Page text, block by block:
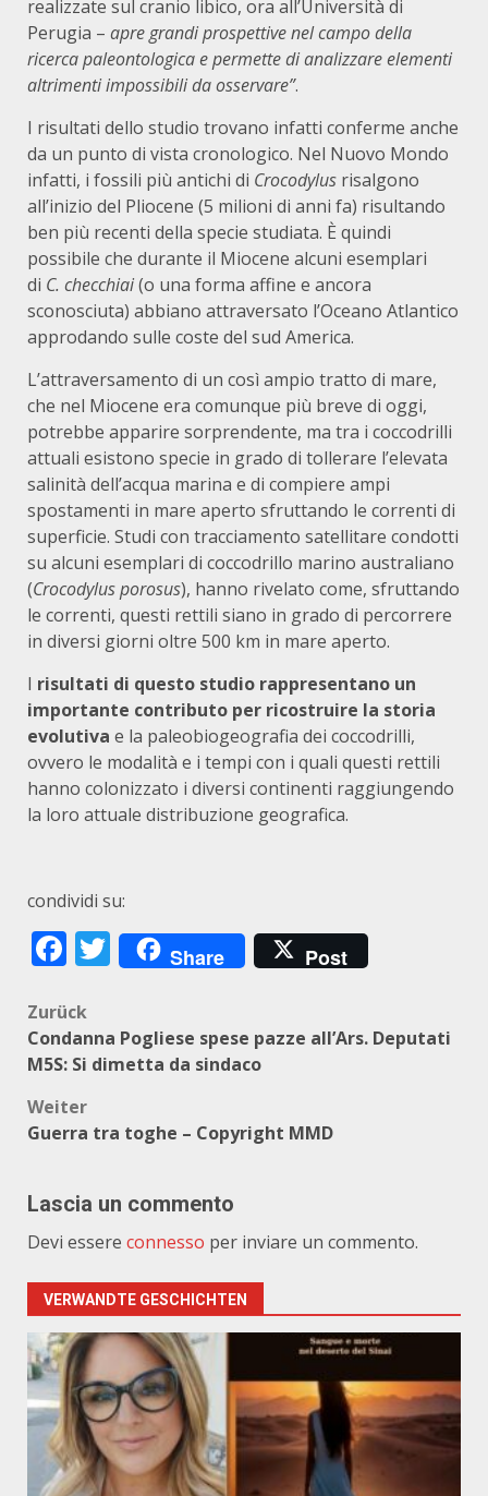
realizzate sul cranio libico, ora all’Università di
Perugia – apre grandi prospettive nel campo della
ricerca paleontologica e permette di analizzare elementi
altrimenti impossibili da osservare”.
I risultati dello studio trovano infatti conferme anche
da un punto di vista cronologico. Nel Nuovo Mondo
infatti, i fossili più antichi di Crocodylus risalgono
all’inizio del Pliocene (5 milioni di anni fa) risultando
ben più recenti della specie studiata. È quindi
possibile che durante il Miocene alcuni esemplari
di C. checchiai(o una forma affine e ancora
sconosciuta) abbiano attraversato l’Oceano Atlantico
approdando sulle coste del sud America.
L’attraversamento di un così ampio tratto di mare,
che nel Miocene era comunque più breve di oggi,
potrebbe apparire sorprendente, ma tra i coccodrilli
attuali esistono specie in grado di tollerare l’elevata
salinità dell’acqua marina e di compiere ampi
spostamenti in mare aperto sfruttando le correnti di
superficie. Studi con tracciamento satellitare condotti
su alcuni esemplari di coccodrillo marino australiano
(Crocodylus porosus), hanno rivelato come, sfruttando
le correnti, questi rettili siano in grado di percorrere
in diversi giorni oltre 500 km in mare aperto.
I risultati di questo studio rappresentano un
importante contributo per ricostruire la storia
evolutiva e la paleobiogeografia dei coccodrilli,
ovvero le modalità e i tempi con i quali questi rettili
hanno colonizzato i diversi continenti raggiungendo
la loro attuale distribuzione geografica.
condividi su:
Facebook
Twitter
Share Post
Beitragsnavigation
Zurück
Condanna Pogliese spese pazze all’Ars. Deputati
M5S: Si dimetta da sindaco
Weiter
Guerra tra toghe – Copyright MMD
Lascia un commento
Devi essere connesso per inviare un commento.
VERWANDTE GESCHICHTEN